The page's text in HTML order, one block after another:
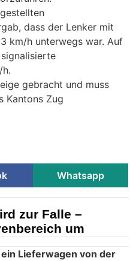
dass der Lenker mit
km/h unterwegs war. Auf
gebracht und muss
Kantons Zug
Whatsapp
zur Falle –
um
Lieferwagen von der